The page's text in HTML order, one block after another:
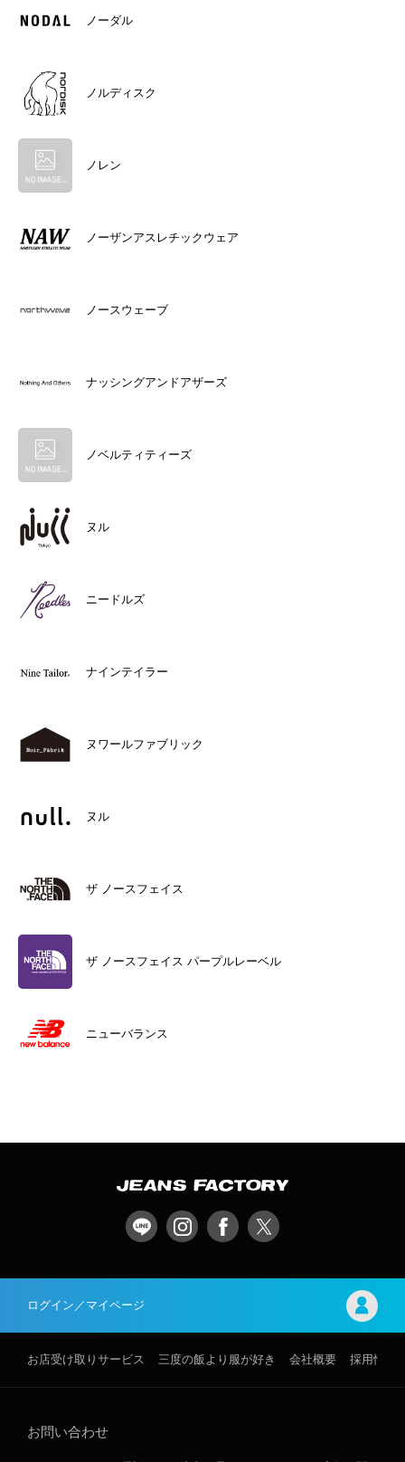
ノーダル
ノルディスク
ノレン
ノーザンアスレチックウェア
ノースウェーブ
ナッシングアンドアザーズ
ノベルティティーズ
ヌル
ニードルズ
ナインテイラー
ヌワールファブリック
ヌル
ザ ノースフェイス
ザ ノースフェイス パープルレーベル
ニューバランス
ログイン／マイページ
お店受け取りサービス 三度の飯より服が好き 会社概要 採用情報
お問い合わせ